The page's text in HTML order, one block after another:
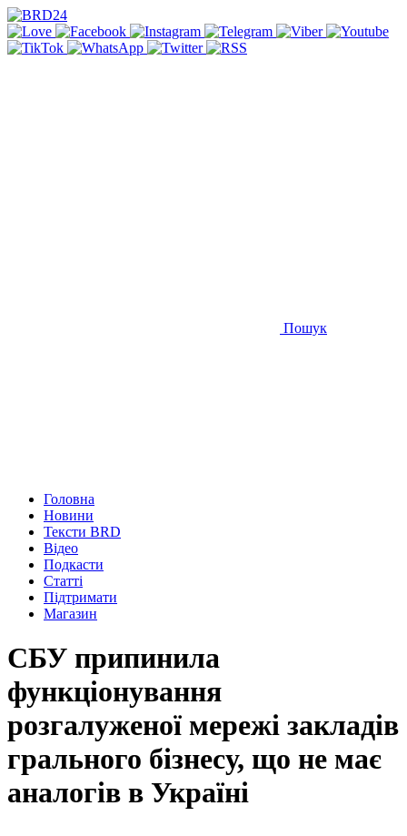
Пошук
Головна
Новини
Тексти BRD
Відео
Подкасти
Статті
Підтримати
Магазин
СБУ припинила
функціонування
розгалуженої мережі закладів
грального бізнесу, що не має
аналогів в Україні